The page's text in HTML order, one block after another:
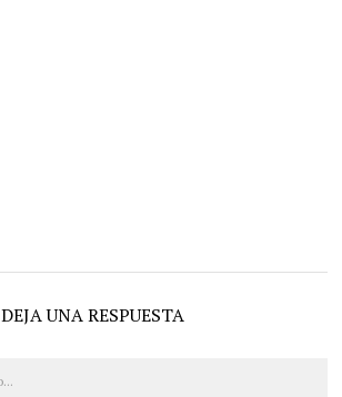
DEJA UNA RESPUESTA